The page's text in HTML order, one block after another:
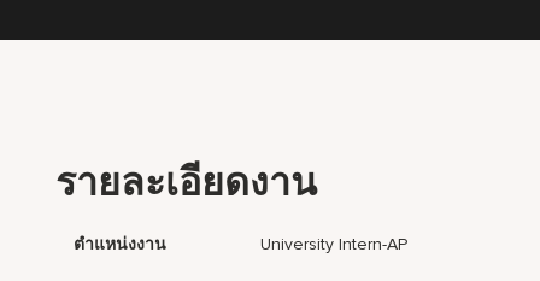
รายละเอียดงาน
ตำแหน่งงาน University Intern-AP